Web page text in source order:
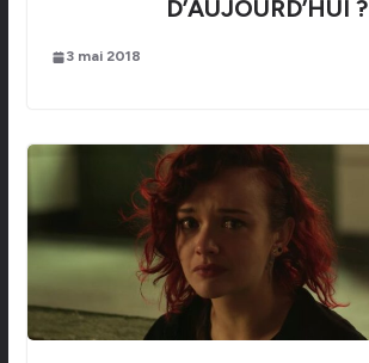
D’AUJOURD’HUI ?
3 mai 2018